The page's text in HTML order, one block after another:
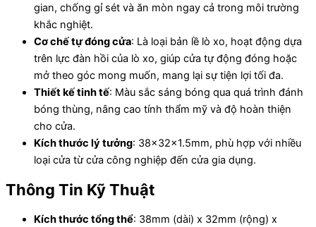
gian, chống gỉ sét và ăn mòn ngay cả trong môi trường
khắc nghiệt.
Cơ chế tự đóng cửa: Là loại bản lề lò xo, hoạt động dựa
trên lực đàn hồi của lò xo, giúp cửa tự động đóng hoặc
mở theo góc mong muốn, mang lại sự tiện lợi tối đa.
Thiết kế tinh tế: Màu sắc sáng bóng qua quá trình đánh
bóng thùng, nâng cao tính thẩm mỹ và độ hoàn thiện
cho cửa.
Kích thước lý tưởng: 38x32x1.5mm, phù hợp với nhiều
loại cửa từ cửa công nghiệp đến cửa gia dụng.
Thông Tin Kỹ Thuật
Kích thước tổng thể: 38mm (dài) x 32mm (rộng) x